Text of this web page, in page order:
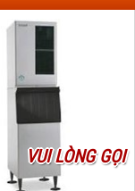
VUI LÒNG GỌI